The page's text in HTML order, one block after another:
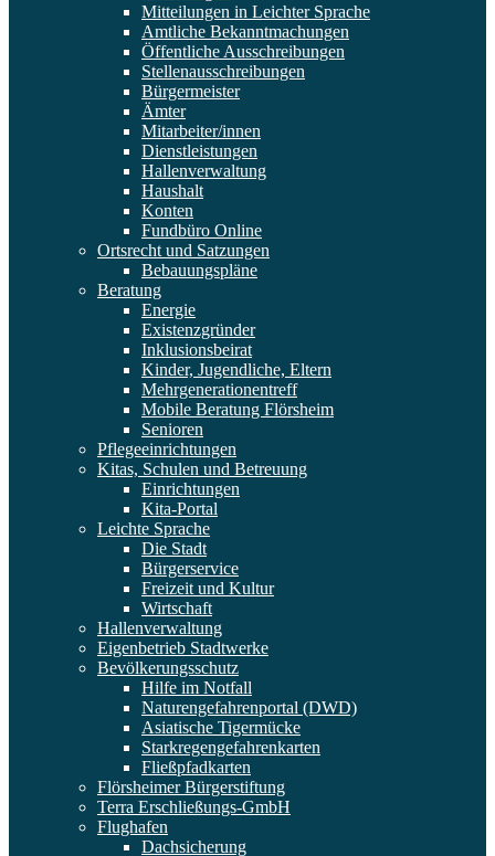
Mitteilungen in Leichter Sprache
Amtliche Bekanntmachungen
Öffentliche Ausschreibungen
Stellenausschreibungen
Bürgermeister
Ämter
Mitarbeiter/innen
Dienstleistungen
Hallenverwaltung
Haushalt
Konten
Fundbüro Online
Ortsrecht und Satzungen
Bebauungspläne
Beratung
Energie
Existenzgründer
Inklusionsbeirat
Kinder, Jugendliche, Eltern
Mehrgenerationentreff
Mobile Beratung Flörsheim
Senioren
Pflegeeinrichtungen
Kitas, Schulen und Betreuung
Einrichtungen
Kita-Portal
Leichte Sprache
Die Stadt
Bürgerservice
Freizeit und Kultur
Wirtschaft
Hallenverwaltung
Eigenbetrieb Stadtwerke
Bevölkerungsschutz
Hilfe im Notfall
Naturengefahrenportal (DWD)
Asiatische Tigermücke
Starkregengefahrenkarten
Fließpfadkarten
Flörsheimer Bürgerstiftung
Terra Erschließungs-GmbH
Flughafen
Dachsicherung